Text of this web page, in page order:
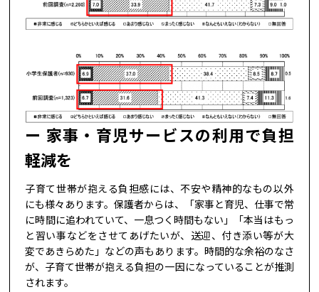
家事・育児サービスの利用で負担
軽減を
子育て世帯が抱える負担感には、不安や精神的なもの以外
にも様々あります。保護者からは、「家事と育児、仕事で常
に時間に追われていて、一息つく時間もない」「本当はもっ
と習い事などをさせてあげたいが、送迎、付き添い等が大
変であきらめた」などの声もあります。時間的な余裕のなさ
が、子育て世帯が抱える負担の一因になっていることが推測
されます。